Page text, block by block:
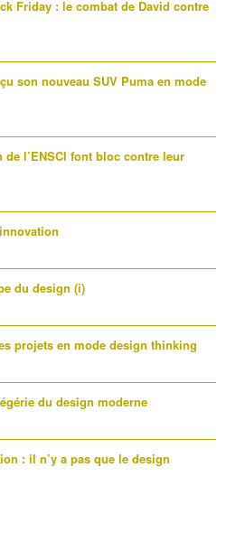
Friday : le combat de David contre
son nouveau SUV Puma en mode
l’ENSCI font bloc contre leur
du design (i)
projets en mode design thinking
du design moderne
: il n’y a pas que le design